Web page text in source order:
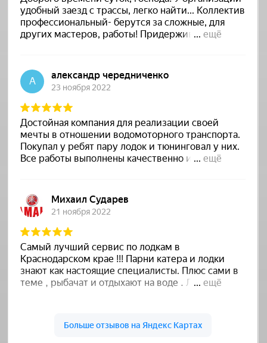
На прошлой неделе добрались на
карьеры потестировать и
поснимать новый датчик от
компании HUMMINBIRD
27.04.2025
выставка Samara Boat Show